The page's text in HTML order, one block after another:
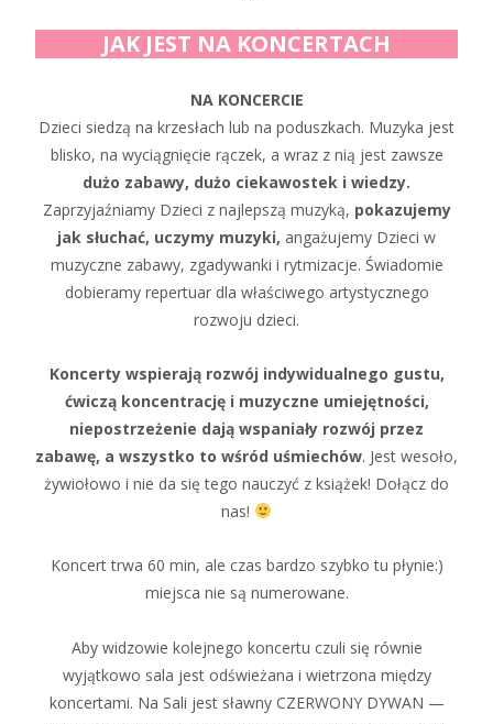
JAK JEST NA KONCERTACH
NA KONCERCIE
Dzieci siedzą na krzesłach lub na poduszkach. Muzyka jest
blisko, na wyciągnięcie rączek, a wraz z nią jest zawsze
dużo zabawy, dużo ciekawostek i wiedzy.
Zaprzyjaźniamy Dzieci z najlepszą muzyką, pokazujemy
jak słuchać, uczymy muzyki, angażujemy Dzieci w
muzyczne zabawy, zgadywanki i rytmizacje. Świadomie
dobieramy repertuar dla właściwego artystycznego
rozwoju dzieci.
Koncerty wspierają rozwój indywidualnego gustu,
ćwiczą koncentrację i muzyczne umiejętności,
niepostrzeżenie dają wspaniały rozwój przez
zabawę, a wszystko to wśród uśmiechów. Jest wesoło,
żywiołowo i nie da się tego nauczyć z książek! Dołącz do
nas!
Koncert trwa 60 min, ale czas bardzo szybko tu płynie:)
miejsca nie są numerowane.
Aby widzowie kolejnego koncertu czuli się równie
wyjątkowo sala jest odświeżana i wietrzona między
koncertami. Na Sali jest sławny CZERWONY DYWAN —